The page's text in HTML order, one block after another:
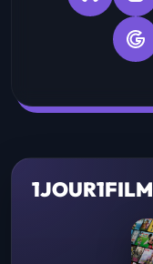
1JOUR1FILM